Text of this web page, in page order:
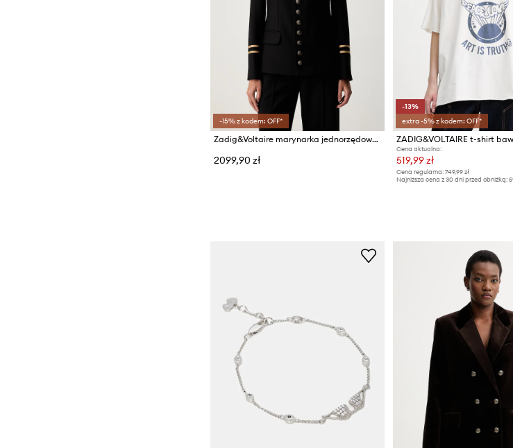
-15% z kodem: OFF*
Zadig&Voltaire marynarka jednorzędowa damska z wiskozą VALLO
2099,90 zł
-13%
extra -5% z kodem: OFF*
ZADIG&VOLTAIRE t-shirt
Cena aktualna:
519,99 zł
Cena regularna: 749,99 zł
Najniższa cena z 30 dni przed obniżką: